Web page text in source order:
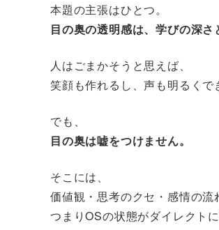
本題の主張はひとつ。
目の奥の透明感は、学びの深さ
人はごまかそうと思えば、
笑顔も作れるし、声も明るくで
でも、
目の奥は嘘をつけません。
そこには、
価値観・思考のクセ・感情の
つまりOSの状態がダイレクトに